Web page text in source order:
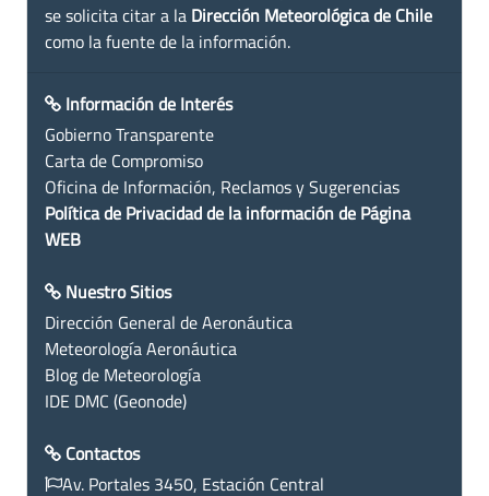
se solicita citar a la Dirección Meteorológica de Chile
como la fuente de la información.
Información de Interés
Gobierno Transparente
Carta de Compromiso
Oficina de Información, Reclamos y Sugerencias
Política de Privacidad de la información de Página
WEB
Nuestro Sitios
Dirección General de Aeronáutica
Meteorología Aeronáutica
Blog de Meteorología
IDE DMC (Geonode)
Contactos
Av. Portales 3450, Estación Central